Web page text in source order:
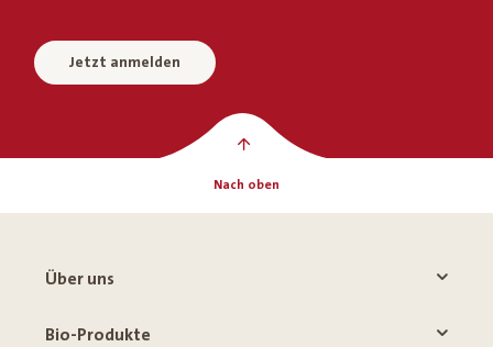
Jetzt anmelden
Nach oben
Über uns
Bio-Produkte